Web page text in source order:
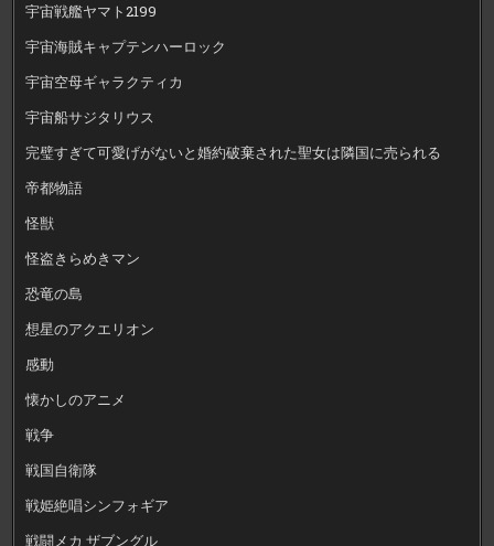
宇宙戦艦ヤマト2199
宇宙海賊キャプテンハーロック
宇宙空母ギャラクティカ
宇宙船サジタリウス
完璧すぎて可愛げがないと婚約破棄された聖女は隣国に売られる
帝都物語
怪獣
怪盗きらめきマン
恐竜の島
想星のアクエリオン
感動
懐かしのアニメ
戦争
戦国自衛隊
戦姫絶唱シンフォギア
戦闘メカ ザブングル